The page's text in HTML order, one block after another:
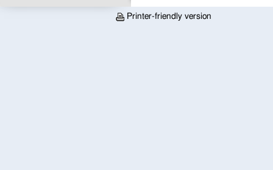
Printer-friendly version